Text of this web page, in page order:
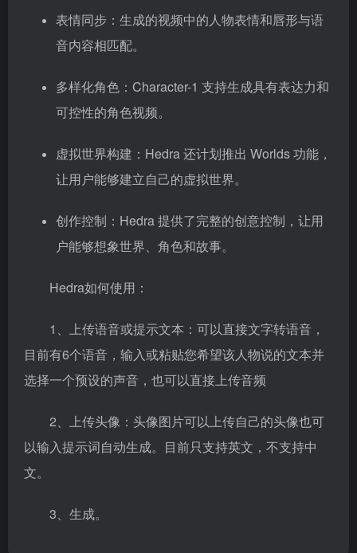
表情同步：生成的视频中的人物表情和唇形与语
音内容相匹配。
多样化角色：Character-1 支持生成具有表达力和
可控性的角色视频。
虚拟世界构建：Hedra 还计划推出 Worlds 功能，
让用户能够建立自己的虚拟世界。
创作控制：Hedra 提供了完整的创意控制，让用
户能够想象世界、角色和故事。
Hedra如何使用：
1、上传语音或提示文本：可以直接文字转语音，
目前有6个语音，输入或粘贴您希望该人物说的文本并
选择一个预设的声音，也可以直接上传音频
2、上传头像：头像图片可以上传自己的头像也可
以输入提示词自动生成。目前只支持英文，不支持中
文。
3、生成。